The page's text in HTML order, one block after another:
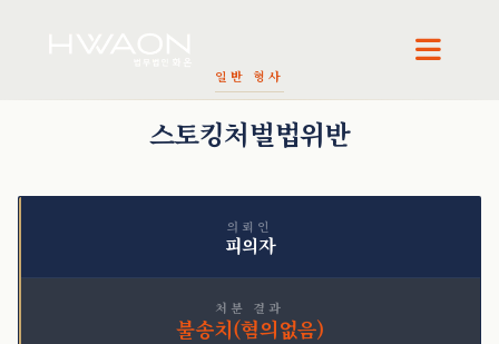
일반 형사
스토킹처벌법위반
의뢰인
피의자
처분 결과
불송치(혐의없음)